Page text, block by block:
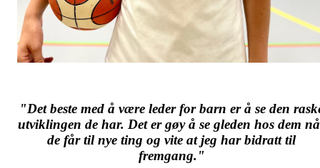
"Det beste med å være leder for barn er å se den
utviklingen de har. Det er gøy å se gleden hos dem
de får til nye ting og vite at jeg har bidratt til
fremgang."